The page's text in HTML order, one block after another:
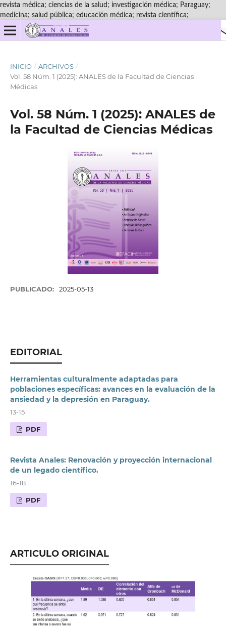
revista médica; ciencias de la salud; investigación médica; Paraguay;
medicina; salud pública; educación médica; revista científica;
INICIO / ARCHIVOS /
Vol. 58 Núm. 1 (2025): ANALES de la Facultad de Ciencias
Médicas
Vol. 58 Núm. 1 (2025): ANALES de
la Facultad de Ciencias Médicas
PUBLICADO: 2025-05-13
EDITORIAL
Herramientas culturalmente adaptadas para
poblaciones específicas: avances en la evaluación de la
ansiedad y la depresión en Paraguay.
13-15
PDF
Revista Anales: Renovación y proyección internacional
de un legado científico.
16-18
PDF
ARTICULO ORIGINAL